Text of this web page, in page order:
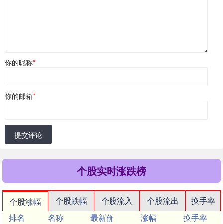
你的昵称*
你的邮箱*
提交评论
个股实时涨跌榜
个股涨幅 个股跌幅 个股流入 个股流出
换手率
排名
名称 最新价 涨幅
换手率